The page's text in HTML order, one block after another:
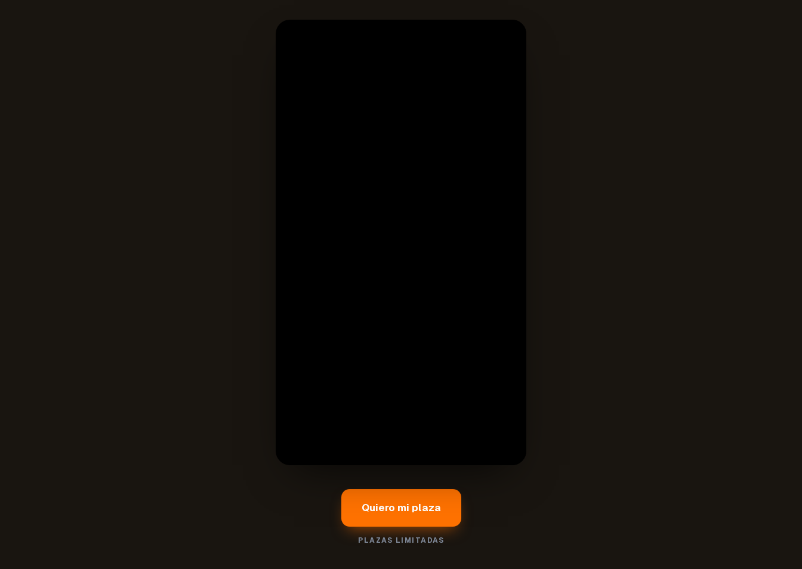
Quiero mi plaza
PLAZAS LIMITADAS